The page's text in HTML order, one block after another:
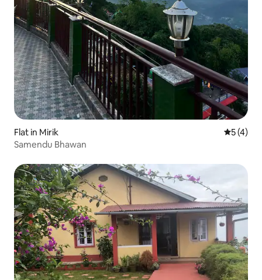
Flat in Mirik
5 (4)
Samendu Bhawan